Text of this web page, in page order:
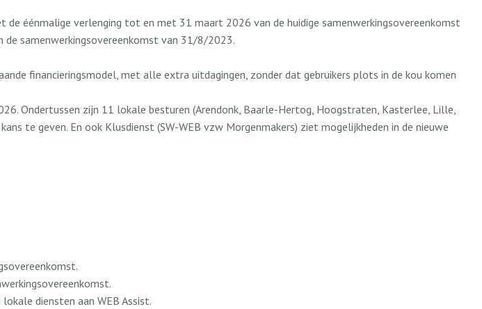
éénmalige verlenging tot en met 31 maart 2026 van de huidige samenwerkingsovereenkomst
de samenwerkingsovereenkomst van 31/8/2023.
financieringsmodel, met alle extra uitdagingen, zonder dat gebruikers plots in de kou komen
Ondertussen zijn 11 lokale besturen (Arendonk, Baarle-Hertog, Hoogstraten, Kasterlee, Lille,
te geven. En ook Klusdienst (SW-WEB vzw Morgenmakers) ziet mogelijkheden in de nieuwe
diensten aan WEB Assist.